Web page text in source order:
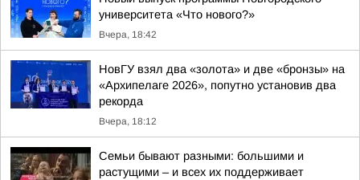
университета «Что нового?»
Вчера, 18:42
НовГУ взял два «золота» и две «бронзы» на
«Архипелаге 2026», попутно установив два
рекорда
Вчера, 18:12
Семьи бывают разными: большими и
растущими – и всех их поддерживает